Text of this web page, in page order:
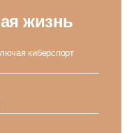
жизнь
киберспорт